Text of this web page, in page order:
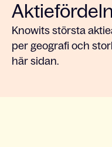
Knowits största
per geografi och
här sidan.